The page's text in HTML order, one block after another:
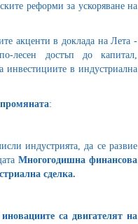
реформи за ускоряване на
акценти в доклада на Лета -
лесен достъп до капитал,
инвестициите в индустриална
:
индустрията, да се развие
Многогодишна финансова
сделка.
са двигателят на